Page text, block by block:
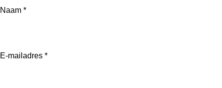
Naam *
E-mailadres *